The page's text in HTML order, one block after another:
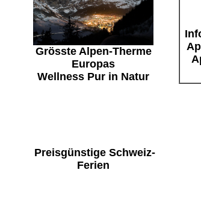
Grösste Alpen-Therme
Europas
Wellness Pur in Natur
Preisgünstige Schweiz-
Ferien